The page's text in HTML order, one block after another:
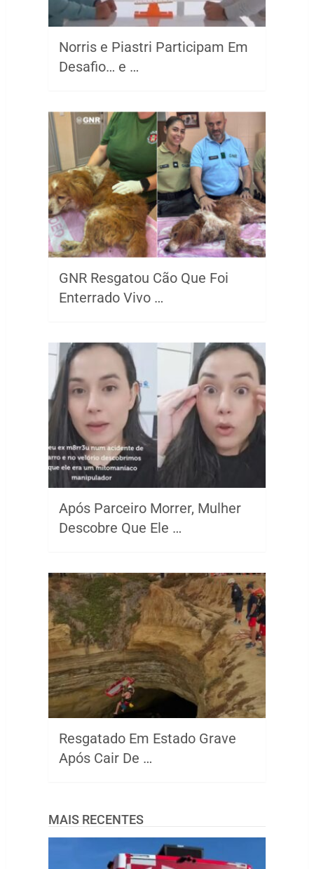
Norris e Piastri Participam Em
Desafio… e …
GNR Resgatou Cão Que Foi
Enterrado Vivo …
Após Parceiro Morrer, Mulher
Descobre Que Ele …
Resgatado Em Estado Grave
Após Cair De …
MAIS RECENTES